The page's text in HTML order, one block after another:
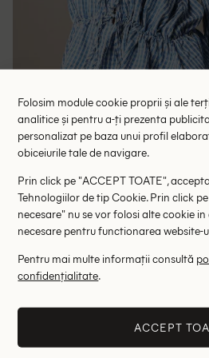
Bluza Missguided, albastru
62.50 lei
RRP: 125.00 lei
XL
- 89%
Folosim module cookie proprii și ale
analitice și pentru a-ți prezenta
personalizat pe baza unui profil
obiceiurile tale de navigare.
Prin click pe "ACCEPT TOATE",
Tehnologiilor de tip Cookie. Prin click
necesare" nu se vor folosi alte cookie
necesare pentru functionarea website-
Pentru mai multe informații consultă
confidențialitate.
ACCEPT